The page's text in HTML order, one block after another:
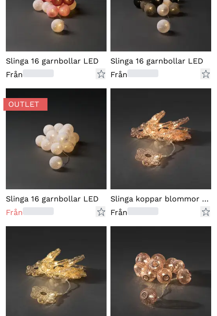
Slinga 16 garnbollar LED
Från
Slinga 16 garnbollar LED
Från
OUTLET
Slinga 16 garnbollar LED
Från
Slinga koppar blommor 10 LED
Från